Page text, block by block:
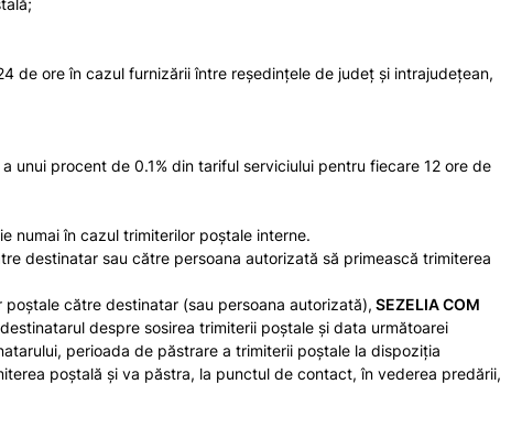
de ore în cazul furnizării între reşedinţele de judeţ şi intrajudeţean,
unui procent de 0.1% din tariful serviciului pentru fiecare 12 ore de
numai în cazul trimiterilor poștale interne.
destinatar sau către persoana autorizată să primească trimiterea
către destinatar (sau persoana autorizată), SEZELIA COM
despre sosirea trimiterii poștale și data următoarei
perioada de păstrare a trimiterii poștale la dispoziția
poștală şi va păstra, la punctul de contact, în vederea predării,